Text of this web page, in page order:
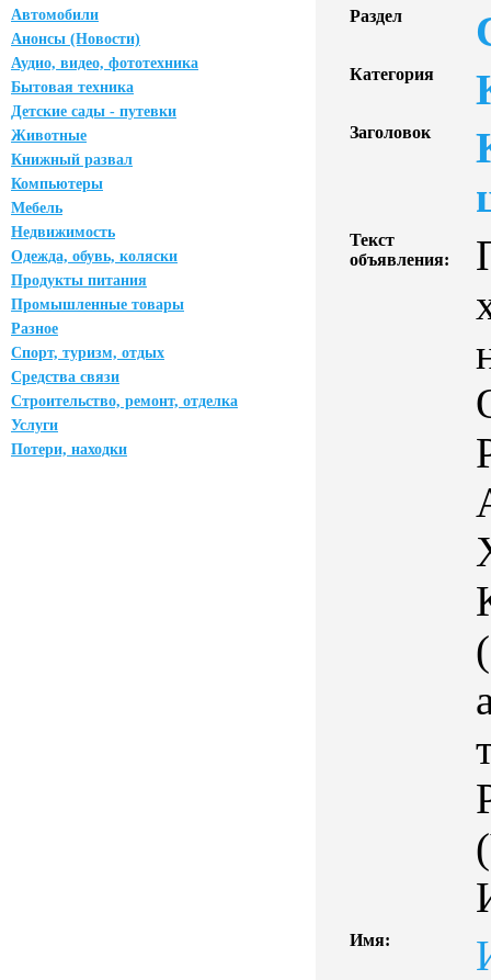
Автомобили
Анонсы (Новости)
Аудио, видео, фототехника
Бытовая техника
Детские сады - путевки
Животные
Книжный развал
Компьютеры
Мебель
Недвижимость
Одежда, обувь, коляски
Продукты питания
Промышленные товары
Разное
Спорт, туризм, отдых
Средства связи
Строительство, ремонт, отделка
Услуги
Потери, находки
Раздел
Категория
Заголовок
Текст
объявления:
Имя: